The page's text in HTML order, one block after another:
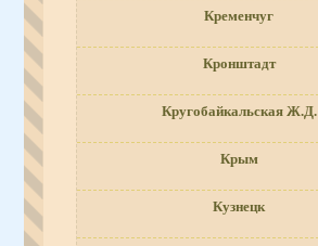
Кременчуг
Кронштадт
Кругобайкальская Ж.Д.
Крым
Кузнецк